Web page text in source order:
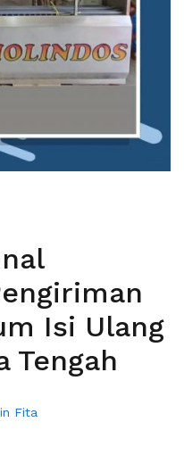
Isi Ulang
Tengah
Fita